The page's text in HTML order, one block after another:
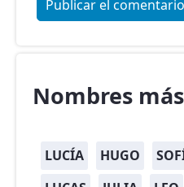
Nombres
LUCÍA HUGO